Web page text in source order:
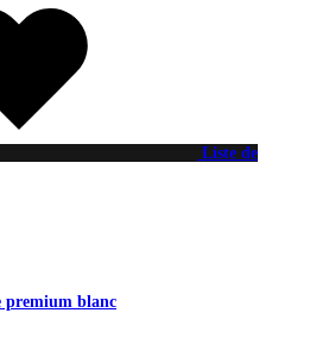
Liste de
premium blanc